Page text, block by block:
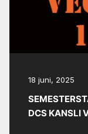
18 juni, 2025
DCS KANSLI